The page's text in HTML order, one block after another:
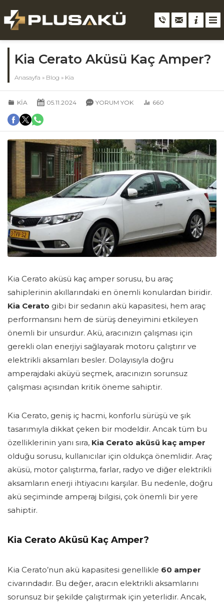
Kia Cerato Aküsü Kaç Amper?
Anasayfa » Blog » Kia
KIA 05.11.2024 YORUM YOK 660
Kia Cerato aküsü kaç amper sorusu, bu araç
sahiplerinin akıllarındaki en önemli konulardan biridir.
Kia Cerato gibi bir sedanın akü kapasitesi, hem araç
performansını hem de sürüş deneyimini etkileyen
önemli bir unsurdur. Akü, aracınızın çalışması için
gerekli olan enerjiyi sağlayarak motoru çalıştırır ve
elektrikli aksamları besler. Dolayısıyla doğru
amperajdaki aküyü seçmek, aracınızın sorunsuz
çalışması açısından kritik öneme sahiptir.
Kia Cerato, geniş iç hacmi, konforlu sürüşü ve şık
tasarımıyla dikkat çeken bir modeldir. Ancak tüm bu
özelliklerinin yanı sıra, Kia Cerato aküsü kaç amper
olduğu sorusu, kullanıcılar için oldukça önemlidir. Araç
aküsü, motor çalıştırma, farlar, radyo ve diğer elektrikli
aksamların enerji ihtiyacını karşılar. Bu nedenle, doğru
akü seçiminde amperaj bilgisi, çok önemli bir yere
sahiptir.
Kia Cerato Aküsü Kaç Amper?
Kia Cerato’nun akü kapasitesi genellikle 60 amper
civarındadır. Bu değer, aracın elektrikli aksamlarını
sorunsuz bir şekilde çalıştırmak için yeterlidir. Ancak,